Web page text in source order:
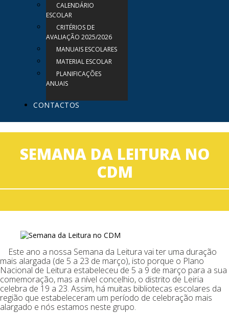
CALENDÁRIO
ESCOLAR
CRITÉRIOS DE
AVALIAÇÃO 2025/2026
MANUAIS ESCOLARES
MATERIAL ESCOLAR
PLANIFICAÇÕES
ANUAIS
CONTACTOS
SEMANA DA LEITURA NO
CDM
Este ano a nossa Semana da Leitura vai ter uma duração
mais alargada (de 5 a 23 de março), isto porque o Plano
Nacional de Leitura estabeleceu de 5 a 9 de março para a sua
comemoração, mas a nível concelhio, o distrito de Leiria
celebra de 19 a 23. Assim, há muitas bibliotecas escolares da
região que estabeleceram um período de celebração mais
alargado e nós estamos neste grupo.